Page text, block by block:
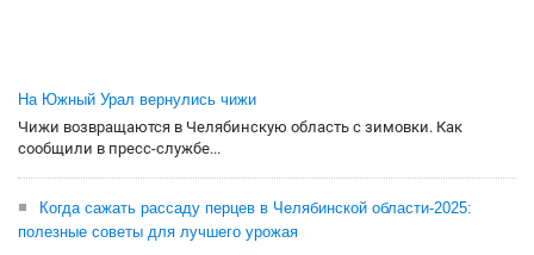
На Южный Урал вернулись чижи
Чижи возвращаются в Челябинскую область с зимовки. Как
сообщили в пресс-службе...
Когда сажать рассаду перцев в Челябинской области-2025:
полезные советы для лучшего урожая